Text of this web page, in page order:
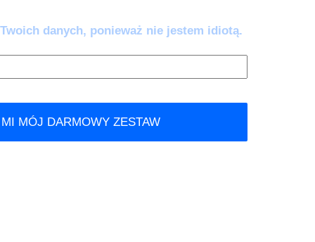
danych, ponieważ nie jestem idiotą.
MÓJ DARMOWY ZESTAW